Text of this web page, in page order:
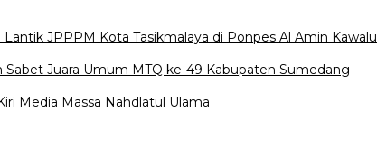
JPPPM Kota Tasikmalaya di Ponpes Al Amin Kawalu
Sabet Juara Umum MTQ ke-49 Kabupaten Sumedang
Media Massa Nahdlatul Ulama